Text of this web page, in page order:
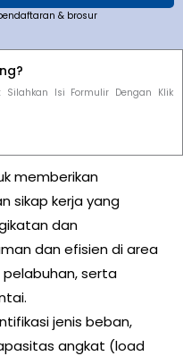
& brosur
Silahkan Isi Formulir Dengan Klik
memberikan
sikap kerja yang
dan
dan efisien di area
pelabuhan, serta
jenis beban,
angkat (load